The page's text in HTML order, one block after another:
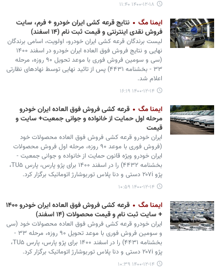
۱۴۰۰-۱۲-۱۸ ۱۱:۴۰
ایمنا مگ
نتایج قرعه کشی ایران خودرو + فرم، سایت
فروش نقدی اینترنتی و قیمت ثبت نام (۱۴ اسفند)
لیست برندگان قرعه کشی ایران خودرو، اولویت، اسامی برندگان
نهایی و نتایج فروش فوق العاده ایران خودرو در اسفند ۱۴۰۰
(سی و سومین فروش فوری با موعد تحویل ۹۰ روزه، مرحله
۳۳ - بخشنامه ۴۴۳۱) پس از تائید نهایی توسط نهادهای نظارتی
اعلام شد.
۱۴۰۰-۱۲-۱۴ ۱۶:۱۹
ایمنا مگ
قرعه کشی فروش فوق العاده ایران خودرو
مرحله اول حمایت از خانواده و جوانی جمعیت+ سایت و
قیمت
ایران خودرو قرعه کشی فروش فوق العاده محصولات خود
(فروش فوری با موعد ۹۰ روزه، مرحله اول فروش محصولات
ایران خودرو ویژه قانون حمایت از خانواده و جوانی جمعیت -
بخشنامه ۴۴۳۲) را در اسفند ۱۴۰۰ برای پژو پارس، پارس TU۵،
پژو ۲۰۷i دستی و دنا پلاس توربوشارژ اتوماتیک برگزار کرد.
۱۴۰۰-۱۲-۱۴ ۱۰:۵۹
ایمنا مگ
قرعه کشی فروش فوق العاده ایران خودرو ۱۴۰۰
+ سایت ثبت نام و قیمت محصولات (۱۴ اسفند)
ایران خودرو قرعه کشی فروش فوق العاده محصولات خود (سی
و سومین فروش فوری با موعد تحویل ۹۰ روزه، مرحله ۳۳ -
بخشنامه ۴۴۳۱) را در اسفند ۱۴۰۰ برای پژو پارس، پارس TU۵،
پژو ۲۰۷i دستی و دنا پلاس توربوشارژ اتوماتیک برگزار کرد.
۱۴۰۰-۱۲-۱۴ ۱۰:۳۹